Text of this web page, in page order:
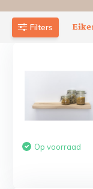
Filters
Op voorraad